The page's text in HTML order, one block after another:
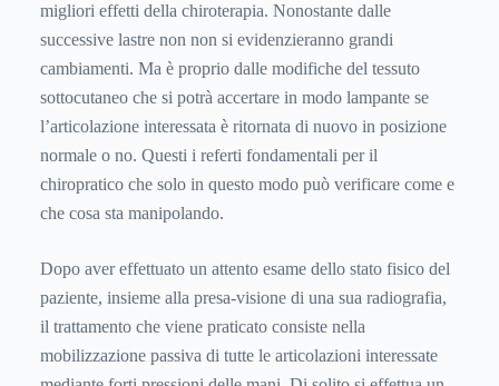
migliori effetti della chiroterapia. Nonostante dalle
successive lastre non non si evidenzieranno grandi
cambiamenti. Ma è proprio dalle modifiche del tessuto
sottocutaneo che si potrà accertare in modo lampante se
l’articolazione interessata è ritornata di nuovo in posizione
normale o no. Questi i referti fondamentali per il
chiropratico che solo in questo modo può verificare come e
che cosa sta manipolando.
Dopo aver effettuato un attento esame dello stato fisico del
paziente, insieme alla presa-visione di una sua radiografia,
il trattamento che viene praticato consiste nella
mobilizzazione passiva di tutte le articolazioni interessate